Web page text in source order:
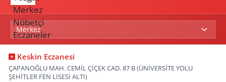
Keskin Eczanesi
ÇAPANOĞLU MAH. CEMİL ÇİÇEK CAD. 87 B (ÜNİVERSİTE YOLU
ŞEHİTLER FEN LİSESİ ALTI)